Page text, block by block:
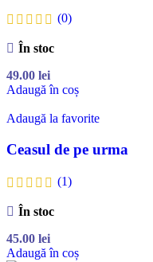
(0)
În stoc
49.00 lei
Adaugă în coș
Adaugă la favorite
Ceasul de pe urma
(1)
În stoc
45.00 lei
Adaugă în coș